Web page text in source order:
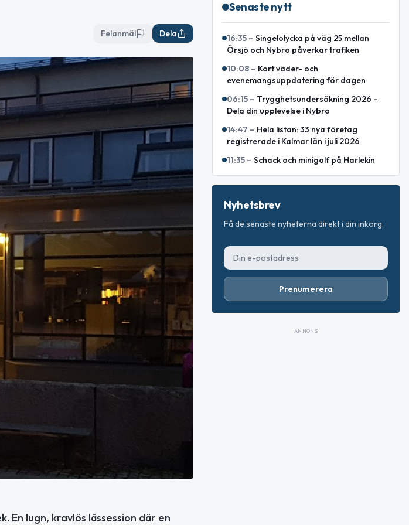
Felanmäl Dela
En lugn, kravlös lässession där en
Senaste nytt
16:35 – Singelolycka på väg 25 mellan
Örsjö och Nybro påverkar trafiken
10:08 – Kort väder- och
evenemangsuppdatering för dagen
06:15 – Trygghetsundersökning 2026 –
Dela din upplevelse i Nybro
14:47 – Hela listan: 33 nya företag
registrerade i Kalmar län i juli 2026
11:35 – Schack och minigolf på Harlekin
Nyhetsbrev
Få de senaste nyheterna direkt i din inkorg.
Prenumerera
ANNONS